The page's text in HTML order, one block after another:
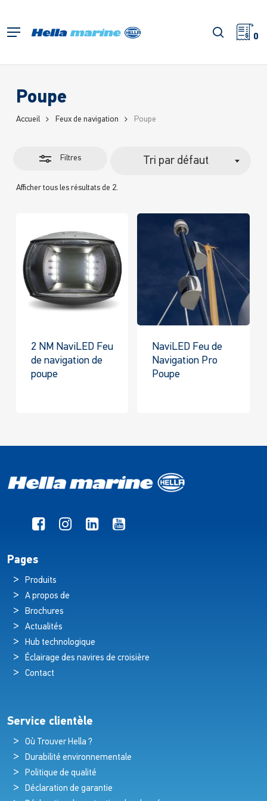
l'accueil
Menu 0
Poupe
Accueil Feux de navigation Poupe
Filtres
Afficher tous les résultats de 2.
Tri par défaut
Fermer
les
2 NM NaviLED Feu
de navigation de
poupe
NaviLED Feu de
Navigation Pro
Poupe
Pages
Produits
A propos de
Brochures
Actualités
Hub technologique
Éclairage des navires de croisière
Contact
Service clientèle
Où Trouver Hella ?
Durabilité environnementale
Politique de qualité
Déclaration de garantie